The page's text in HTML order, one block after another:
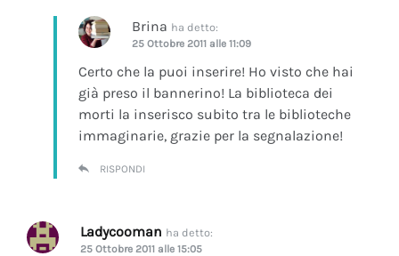
Brina ha detto:
25 Ottobre 2011 alle 11:09
Certo che la puoi inserire! Ho visto che hai
già preso il bannerino! La biblioteca dei
morti la inserisco subito tra le biblioteche
immaginarie, grazie per la segnalazione!
RISPONDI
Ladycooman ha detto:
25 Ottobre 2011 alle 15:05